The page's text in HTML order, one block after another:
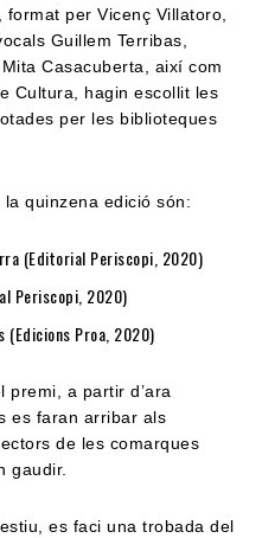
per Vicenç Villatoro,
Guillem Terribas,
Casacuberta, així com
Cultura, hagin escollit les
per les biblioteques
quinzena edició són:
(Editorial Periscopi, 2020)
Periscopi, 2020)
(Edicions Proa, 2020)
premi, a partir d’ara
es faran arribar als
de les comarques
gaudir.
es faci una trobada del